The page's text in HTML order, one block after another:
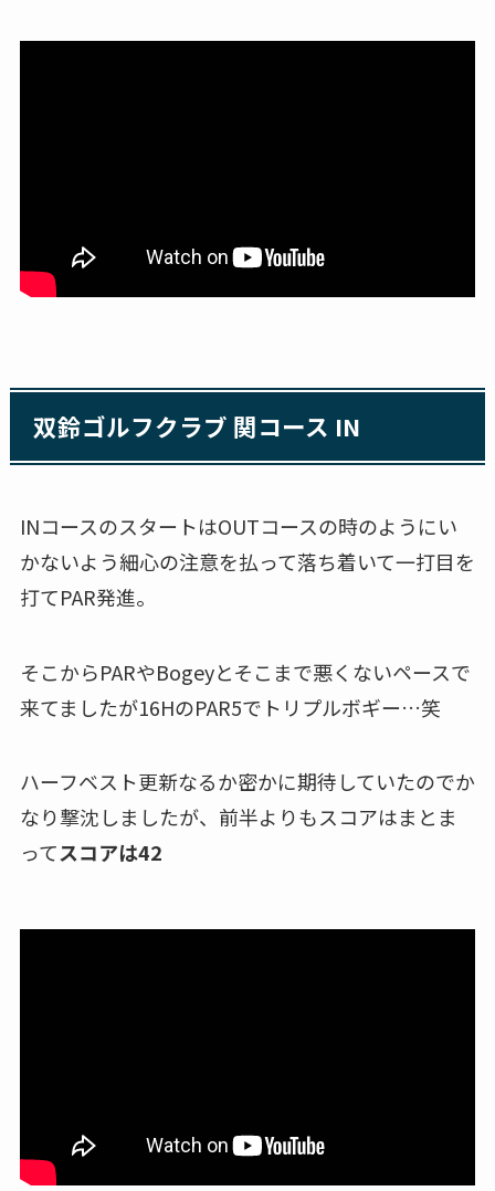
双鈴ゴルフクラブ 関コース IN
INコースのスタートはOUTコースの時のようにい
かないよう細心の注意を払って落ち着いて一打目を
打てPAR発進。
そこからPARやBogeyとそこまで悪くないペースで
来てましたが16HのPAR5でトリプルボギー…笑
ハーフベスト更新なるか密かに期待していたのでか
なり撃沈しましたが、前半よりもスコアはまとま
ってスコアは42